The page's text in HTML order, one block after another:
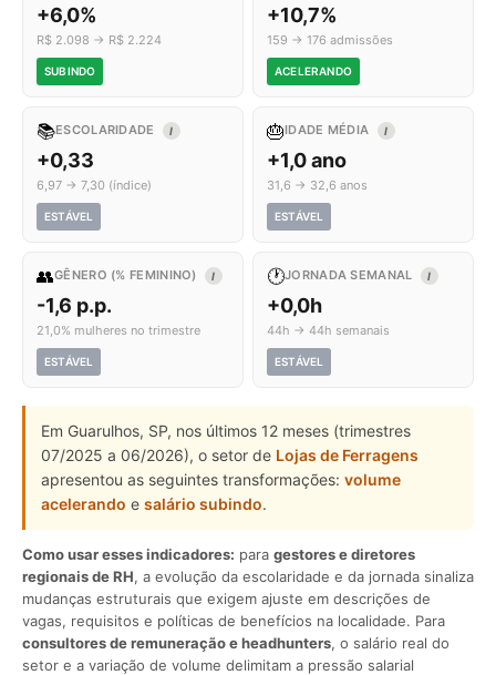
+6,0%
R$ 2.098 → R$ 2.224
SUBINDO
+10,7%
159 → 176 admissões
ACELERANDO
📚ESCOLARIDADE I
+0,33
6,97 → 7,30 (índice)
ESTÁVEL
🎂IDADE MÉDIA I
+1,0 ano
31,6 → 32,6 anos
ESTÁVEL
👥GÊNERO (% FEMININO) I
-1,6 p.p.
21,0% mulheres no trimestre
ESTÁVEL
🕐JORNADA SEMANAL I
+0,0h
44h → 44h semanais
ESTÁVEL
Em Guarulhos, SP, nos últimos 12 meses (trimestres
07/2025 a 06/2026), o setor de Lojas de Ferragens
apresentou as seguintes transformações: volume
acelerando e salário subindo.
Como usar esses indicadores: para gestores e diretores
regionais de RH, a evolução da escolaridade e da jornada sinaliza
mudanças estruturais que exigem ajuste em descrições de
vagas, requisitos e políticas de benefícios na localidade. Para
consultores de remuneração e headhunters, o salário real do
setor e a variação de volume delimitam a pressão salarial